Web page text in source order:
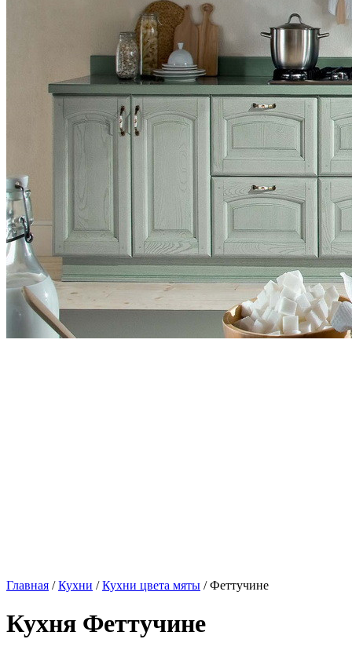
Главная /Кухни /Кухни цвета мяты / Феттучине
Кухня Феттучине